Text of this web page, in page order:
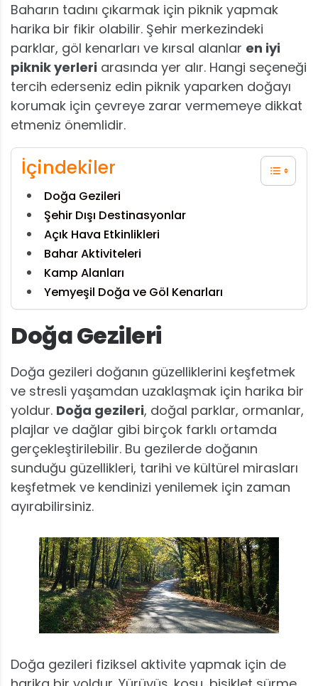
Baharın tadını çıkarmak için piknik yapmak
harika bir fikir olabilir. Şehir merkezindeki
parklar, göl kenarları ve kırsal alanlar en iyi
piknik yerleri arasında yer alır. Hangi seçeneği
tercih ederseniz edin piknik yaparken doğayı
korumak için çevreye zarar vermemeye dikkat
etmeniz önemlidir.
İçindekiler
Doğa Gezileri
Şehir Dışı Destinasyonlar
Açık Hava Etkinlikleri
Bahar Aktiviteleri
Kamp Alanları
Yemyeşil Doğa ve Göl Kenarları
Doğa Gezileri
Doğa gezileri doğanın güzelliklerini keşfetmek
ve stresli yaşamdan uzaklaşmak için harika bir
yoldur. Doğa gezileri, doğal parklar, ormanlar,
plajlar ve dağlar gibi birçok farklı ortamda
gerçekleştirilebilir. Bu gezilerde doğanın
sunduğu güzellikleri, tarihi ve kültürel mirasları
keşfetmek ve kendinizi yenilemek için zaman
ayırabilirsiniz.
Doğa gezileri fiziksel aktivite yapmak için de